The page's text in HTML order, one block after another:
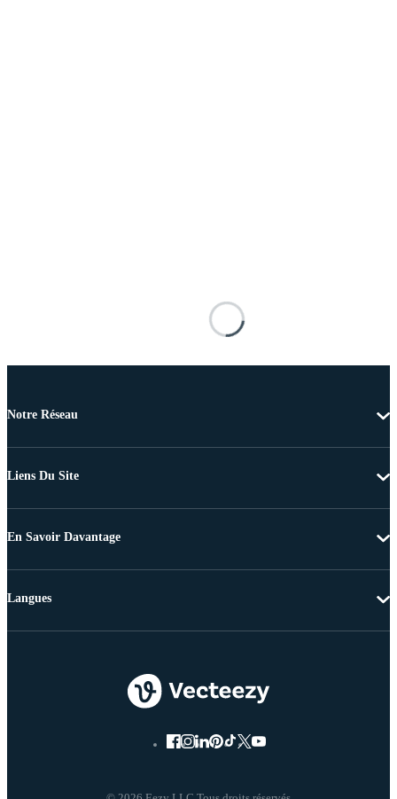
Notre Réseau
Liens Du Site
En Savoir Davantage
Langues